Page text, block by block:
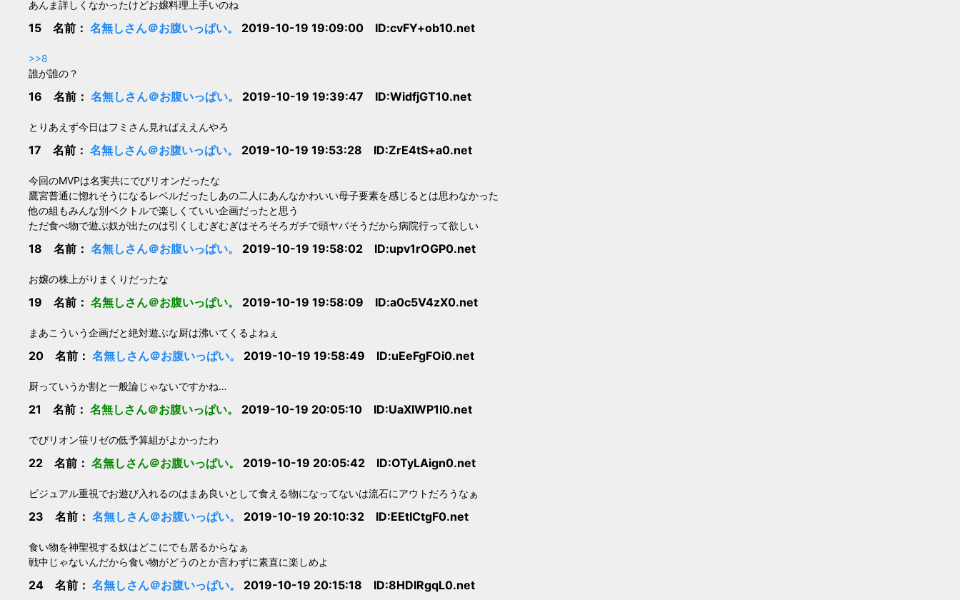
あんま詳しくなかったけどお嬢料理上手いのね
15 名前： 名無しさん＠お腹いっぱい。 2019-10-19 19:09:00 ID:cvFY+ob10.net
>>8
誰が誰の？
16 名前： 名無しさん＠お腹いっぱい。 2019-10-19 19:39:47 ID:WidfjGT10.net
とりあえず今日はフミさん見ればええんやろ
17 名前： 名無しさん＠お腹いっぱい。 2019-10-19 19:53:28 ID:ZrE4tS+a0.net
今回のMVPは名実共にでびリオンだったな
鷹宮普通に惚れそうになるレベルだったしあの二人にあんなかわいい母子要素を感じるとは思わなかった
他の組もみんな別ベクトルで楽しくていい企画だったと思う
ただ食べ物で遊ぶ奴が出たのは引くしむぎむぎはそろそろガチで頭ヤバそうだから病院行って欲しい
18 名前： 名無しさん＠お腹いっぱい。 2019-10-19 19:58:02 ID:upv1rOGP0.net
お嬢の株上がりまくりだったな
19 名前： 名無しさん＠お腹いっぱい。 2019-10-19 19:58:09 ID:a0c5V4zX0.net
まあこういう企画だと絶対遊ぶな厨は沸いてくるよねぇ
20 名前： 名無しさん＠お腹いっぱい。 2019-10-19 19:58:49 ID:uEeFgFOi0.net
厨っていうか割と一般論じゃないですかね…
21 名前： 名無しさん＠お腹いっぱい。 2019-10-19 20:05:10 ID:UaXIWP1I0.net
でびリオン笹リゼの低予算組がよかったわ
22 名前： 名無しさん＠お腹いっぱい。 2019-10-19 20:05:42 ID:OTyLAign0.net
ビジュアル重視でお遊び入れるのはまあ良いとして食える物になってないは流石にアウトだろうなぁ
23 名前： 名無しさん＠お腹いっぱい。 2019-10-19 20:10:32 ID:EEtICtgF0.net
食い物を神聖視する奴はどこにでも居るからなぁ
戦中じゃないんだから食い物がどうのとか言わずに素直に楽しめよ
24 名前： 名無しさん＠お腹いっぱい。 2019-10-19 20:15:18 ID:8HDlRgqL0.net